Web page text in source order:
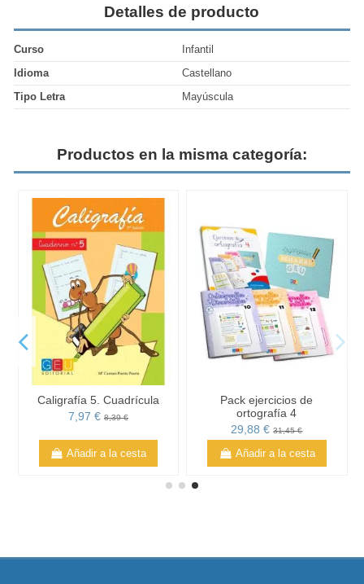
Detalles de producto
Curso
Infantil
Idioma
Castellano
Tipo Letra
Mayúscula
Productos en la misma categoría:
Caligrafía 5. Cuadrícula
7,97 € 8,39 €
Añadir a la cesta
Pack ejercicios de
ortografía 4
29,88 €31,45 €
Añadir a la cesta